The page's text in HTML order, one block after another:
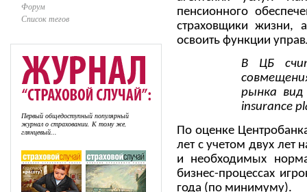
Форум
Список тегов
Первый общедоступный популярный
журнал о страховании. К тому же,
глянцевый...
пенсионного
страховщики жизни,
освоить функции
В ЦБ
рынка вид
insurance
По оценке
лет с учетом двух лет
и необходимых
бизнес-процессах
года (по минимуму).